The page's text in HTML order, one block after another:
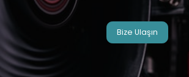
Bize Ulaşın